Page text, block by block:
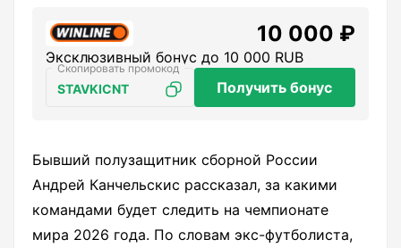
10 000 ₽
Эксклюзивный бонус до 10 000 RUB
STAVKICNT Получить бонус
Бывший полузащитник сборной России
Андрей Канчельскис рассказал, за какими
командами будет следить на чемпионате
мира 2026 года. По словам экс-футболиста,